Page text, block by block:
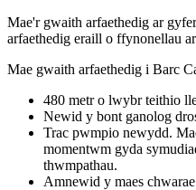
Mae'r gwaith arfaethedig ar
arfaethedig eraill o ffynonellau
Mae gwaith arfaethedig i Barc
480 metr o lwybr teithio
Newid y bont ganolog
Trac pwmpio newydd.
momentwm gyda
thwmpathau.
Amnewid y maes